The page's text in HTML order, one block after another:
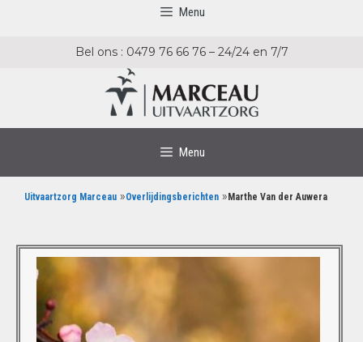
Menu
Bel ons : 0479 76 66 76 – 24/24 en 7/7
Menu
Uitvaartzorg Marceau »Overlijdingsberichten »Marthe Van der Auwera